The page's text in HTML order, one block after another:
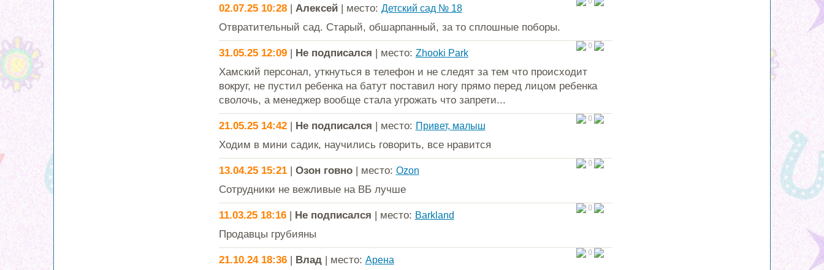
02.07.25 10:28| Алексей | место: Детский сад № 18
Отвратительный сад. Старый, обшарпанный, за то сплошные поборы.
0
31.05.25 12:09| Не подписался | место: Zhooki Park
Хамский персонал, уткнуться в телефон и не следят за тем что происходит
вокруг, не пустил ребенка на батут поставил ногу прямо перед лицом ребенка
сволочь, а менеджер вообще стала угрожать что запрети...
0
21.05.25 14:42| Не подписался | место: Привет, малыш
Ходим в мини садик, научились говорить, все нравится
0
13.04.25 15:21| Озон говно| место: Ozon
Сотрудники не вежливые на ВБ лучше
0
11.03.25 18:16| Не подписался | место: Barkland
Продавцы грубияны
0
21.10.24 18:36| Влад| место: Арена